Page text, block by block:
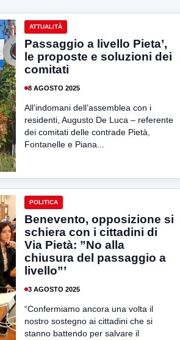
ATTUALITÀ
Passaggio a livello Pieta’,
le proposte e soluzioni dei
comitati
8 AGOSTO 2025
All’indomani dell’assemblea con i
residenti, Augusto De Luca – referente
dei comitati delle contrade Pietà,
Fontanelle e Piana...
POLITICA
Benevento, opposizione si
schiera con i cittadini di
Via Pietà: ”No alla
chiusura del passaggio a
livello”’
3 AGOSTO 2025
“Confermiamo ancora una volta il
nostro sostegno ai cittadini che si
stanno battendo per salvare il